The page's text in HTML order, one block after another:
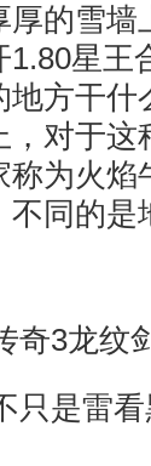
厚的雪
1.80星王
地方干
，对于
称为火
不同的是
奇3龙纹
只是雷